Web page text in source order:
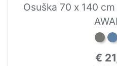
Osuška 70 x 140
€